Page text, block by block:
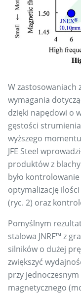
W zastosowaniach
wymagania
dzięki napędowi o
gęstości
wyższego
JFE Steel
produktów z
było
optymalizację
(ryc. 2) oraz
Pomyślnym
stalowa JNRF™ z
silników o dużej
zwiększyć
przy
magnetycznego